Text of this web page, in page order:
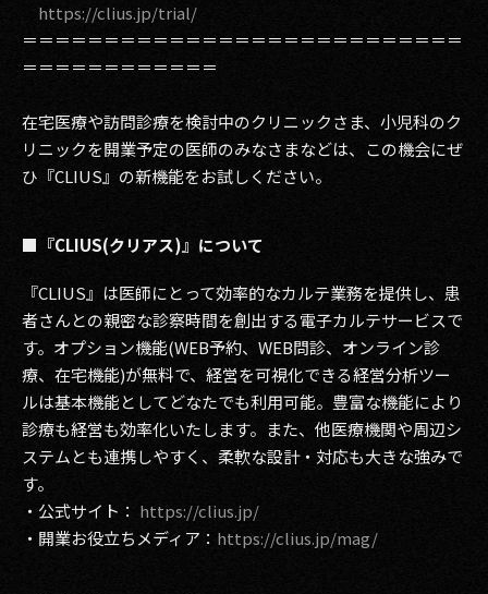
https://clius.jp/trial/
＝＝＝＝＝＝＝＝＝＝＝＝＝＝＝＝＝＝＝＝＝＝＝＝＝＝＝
＝＝＝＝＝＝＝＝＝＝＝＝
在宅医療や訪問診療を検討中のクリニックさま、小児科のク
リニックを開業予定の医師のみなさまなどは、この機会にぜ
ひ『CLIUS』の新機能をお試しください。
■『CLIUS(クリアス)』について
『CLIUS』は医師にとって効率的なカルテ業務を提供し、患
者さんとの親密な診察時間を創出する電子カルテサービスで
す。オプション機能(WEB予約、WEB問診、オンライン診
療、在宅機能)が無料で、経営を可視化できる経営分析ツー
ルは基本機能としてどなたでも利用可能。豊富な機能により
診療も経営も効率化いたします。また、他医療機関や周辺シ
ステムとも連携しやすく、柔軟な設計・対応も大きな強みで
す。
・公式サイト： https://clius.jp/
・開業お役立ちメディア： https://clius.jp/mag/